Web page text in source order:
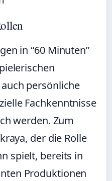
in “60 Minuten”
persönliche
Fachkenntnisse
werden. Zum
der die Rolle
spielt, bereits in
Produktionen